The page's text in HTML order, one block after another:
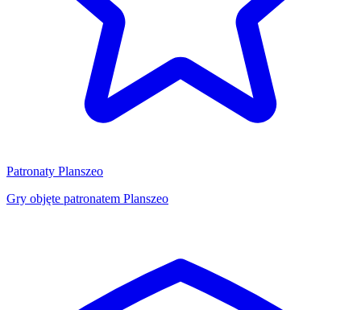
Patronaty Planszeo
Gry objęte patronatem Planszeo